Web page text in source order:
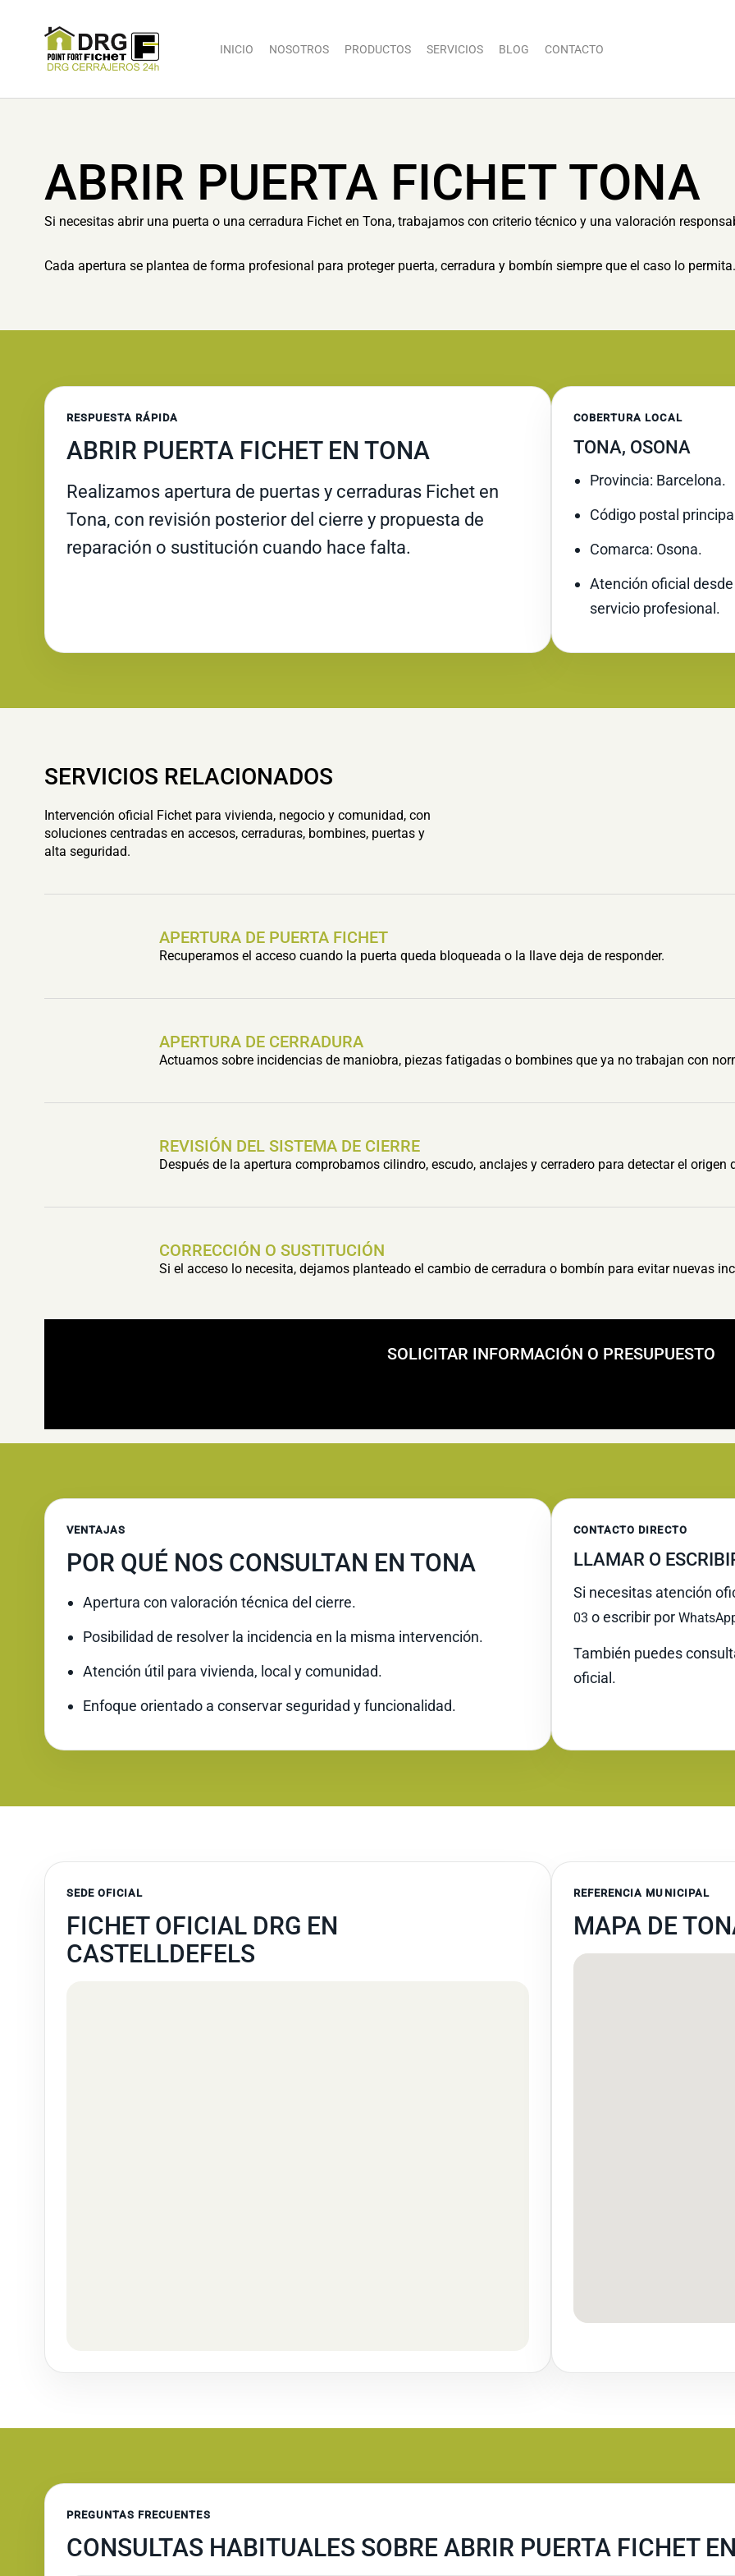
INICIO NOSOTROS PRODUCTOS SERVICIOS BLOG CONTACTO
ABRIR PUERTA FICHET TONA
Si necesitas abrir una puerta o una cerradura Fichet en Tona, trabajamos con criterio técnico y una valoración
Cada apertura se plantea de forma profesional para proteger puerta, cerradura y bombín siempre que el caso lo permita.
RESPUESTA RÁPIDA
ABRIR PUERTA FICHET EN TONA
Realizamos apertura de puertas y cerraduras Fichet en
Tona, con revisión posterior del cierre y propuesta de
reparación o sustitución cuando hace falta.
COBERTURA LOCAL
TONA, OSONA
Provincia: Barcelona.
Código postal
Comarca: Osona.
Atención oficial
servicio profesional.
SERVICIOS RELACIONADOS
Intervención oficial Fichet para vivienda, negocio y comunidad, con
soluciones centradas en accesos, cerraduras, bombines, puertas y
alta seguridad.
APERTURA DE PUERTA FICHET
Recuperamos el acceso cuando la puerta queda bloqueada o la llave deja de responder.
APERTURA DE CERRADURA
Actuamos sobre incidencias de maniobra, piezas fatigadas o bombines que ya no trabajan con
REVISIÓN DEL SISTEMA DE CIERRE
Después de la apertura comprobamos cilindro, escudo, anclajes y cerradero para detectar el origen
CORRECCIÓN O SUSTITUCIÓN
Si el acceso lo necesita, dejamos planteado el cambio de cerradura o bombín para evitar nuevas
SOLICITAR INFORMACIÓN O PRESUPUESTO
VENTAJAS
POR QUÉ NOS CONSULTAN EN TONA
Apertura con valoración técnica del cierre.
Posibilidad de resolver la incidencia en la misma intervención.
Atención útil para vivienda, local y comunidad.
Enfoque orientado a conservar seguridad y funcionalidad.
CONTACTO DIRECTO
LLAMAR O
Si necesitas atención
03 o escribir por
También puedes
oficial.
SEDE OFICIAL
FICHET OFICIAL DRG EN
CASTELLDEFELS
REFERENCIA MUNICIPAL
MAPA DE
PREGUNTAS FRECUENTES
CONSULTAS HABITUALES SOBRE ABRIR PUERTA FICHET